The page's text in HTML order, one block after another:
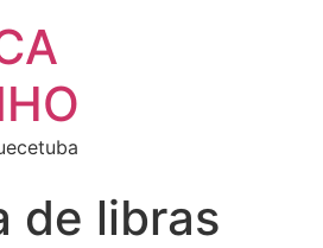
de libras